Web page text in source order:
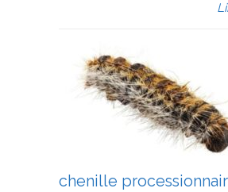
chenille